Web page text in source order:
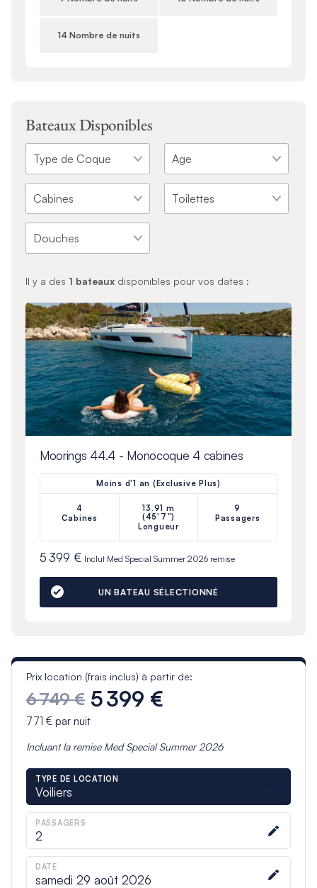
14 Nombre de nuits
Bateaux Disponibles
Il y a des 1 bateauxdisponibles pour vos dates :
Moorings 44.4 - Monocoque 4 cabines
Moins d'1 an (Exclusive Plus)
4
Cabines
13.91 m
(45'7")
Longueur
9
Passagers
5 399 € Inclut Med Special Summer 2026remise
UN BATEAU SÉLECTIONNÉ
Prix location (frais inclus) à partir de:
6 749 € 5 399 €
771 €par nuit
Incluant la remise Med Special Summer 2026
TYPE DE LOCATION
Voiliers
PASSAGERS
2
DATE
samedi 29 août 2026